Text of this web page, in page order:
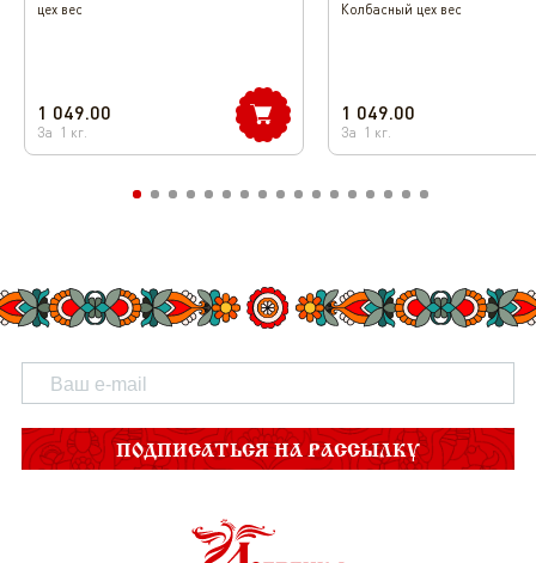
цех вес
1 049.00
За 1 кг.
Колбасный цех вес
1 049.00
За 1 кг.
ПОДПИСАТЬСЯ НА РАССЫЛКУ